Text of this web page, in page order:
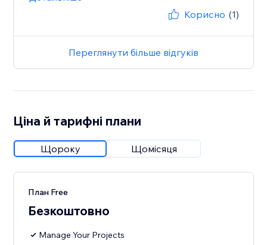
Корисно (1)
Переглянути більше відгуків
Ціна й тарифні плани
Щороку Щомісяця
План Free
Безкоштовно
Manage Your Projects